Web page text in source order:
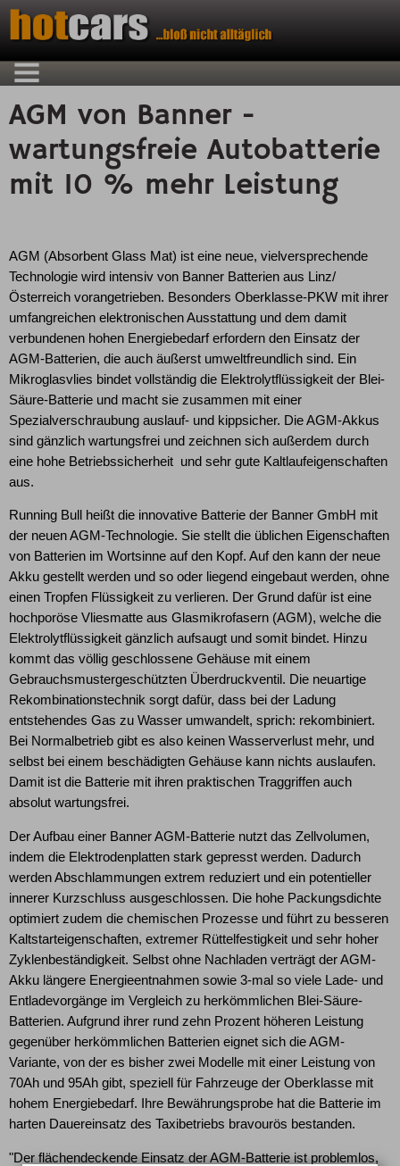
AGM von Banner -
wartungsfreie Autobatterie
mit 10 % mehr Leistung
AGM (Absorbent Glass Mat) ist eine neue, vielversprechende
Technologie wird intensiv von Banner Batterien aus Linz/
Österreich vorangetrieben. Besonders Oberklasse-PKW mit ihrer
umfangreichen elektronischen Ausstattung und dem damit
verbundenen hohen Energiebedarf erfordern den Einsatz der
AGM-Batterien, die auch äußerst umweltfreundlich sind. Ein
Mikroglasvlies bindet vollständig die Elektrolytflüssigkeit der Blei-
Säure-Batterie und macht sie zusammen mit einer
Spezialverschraubung auslauf- und kippsicher. Die AGM-Akkus
sind gänzlich wartungsfrei und zeichnen sich außerdem durch
eine hohe Betriebssicherheit und sehr gute Kaltlaufeigenschaften
aus.
Running Bull heißt die innovative Batterie der Banner GmbH mit
der neuen AGM-Technologie. Sie stellt die üblichen Eigenschaften
von Batterien im Wortsinne auf den Kopf. Auf den kann der neue
Akku gestellt werden und so oder liegend eingebaut werden, ohne
einen Tropfen Flüssigkeit zu verlieren. Der Grund dafür ist eine
hochporöse Vliesmatte aus Glasmikrofasern (AGM), welche die
Elektrolytflüssigkeit gänzlich aufsaugt und somit bindet. Hinzu
kommt das völlig geschlossene Gehäuse mit einem
Gebrauchsmustergeschützten Überdruckventil. Die neuartige
Rekombinationstechnik sorgt dafür, dass bei der Ladung
entstehendes Gas zu Wasser umwandelt, sprich: rekombiniert.
Bei Normalbetrieb gibt es also keinen Wasserverlust mehr, und
selbst bei einem beschädigten Gehäuse kann nichts auslaufen.
Damit ist die Batterie mit ihren praktischen Traggriffen auch
absolut wartungsfrei.
Der Aufbau einer Banner AGM-Batterie nutzt das Zellvolumen,
indem die Elektrodenplatten stark gepresst werden. Dadurch
werden Abschlammungen extrem reduziert und ein potentieller
innerer Kurzschluss ausgeschlossen. Die hohe Packungsdichte
optimiert zudem die chemischen Prozesse und führt zu besseren
Kaltstarteigenschaften, extremer Rüttelfestigkeit und sehr hoher
Zyklenbeständigkeit. Selbst ohne Nachladen verträgt der AGM-
Akku längere Energieentnahmen sowie 3-mal so viele Lade- und
Entladevorgänge im Vergleich zu herkömmlichen Blei-Säure-
Batterien. Aufgrund ihrer rund zehn Prozent höheren Leistung
gegenüber herkömmlichen Batterien eignet sich die AGM-
Variante, von der es bisher zwei Modelle mit einer Leistung von
70Ah und 95Ah gibt, speziell für Fahrzeuge der Oberklasse mit
hohem Energiebedarf. Ihre Bewährungsprobe hat die Batterie im
harten Dauereinsatz des Taxibetriebs bravourös bestanden.
"Der flächendeckende Einsatz der AGM-Batterie ist problemlos,